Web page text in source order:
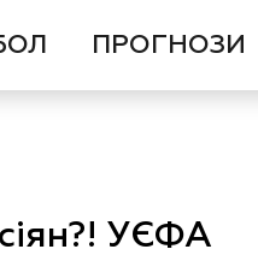
ПРОГНОЗИ
УЄФА